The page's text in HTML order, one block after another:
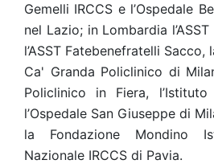
Gemelli IRCCS e l’Ospedale
nel Lazio; in Lombardia
l’ASST Fatebenefratelli Sacco,
Ca' Granda Policlinico di
Policlinico in Fiera, l’Istituto
l’Ospedale San Giuseppe di
la Fondazione Mondino
Nazionale IRCCS di Pavia.